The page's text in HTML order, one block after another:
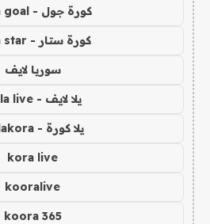
كورة جول - kora goal
كورة ستار - kora star
سوريا لايف
يلا لايف - yalla live
يلا كورة - yallakora
kora live
kooralive
koora 365